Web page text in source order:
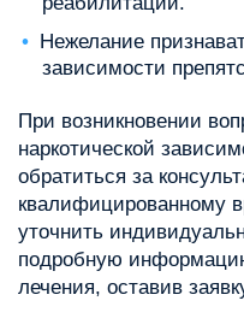
Нежелание
зависимости
При возникновении
наркотической
обратиться за
квалифицированному
уточнить
подробную
лечения, оставив